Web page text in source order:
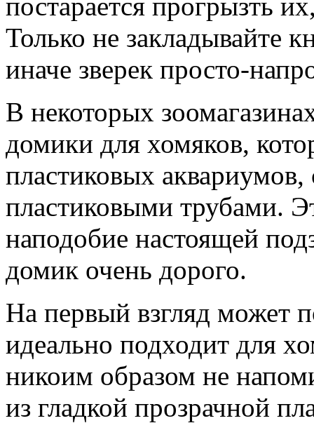
Только не закладывайте
иначе зверек просто-
В некоторых
домики для хомяков,
пластиковых
пластиковыми трубами.
наподобие настоящей
домик очень дорого.
На первый взгляд может
идеально подходит для
никоим образом не
из гладкой прозрачной